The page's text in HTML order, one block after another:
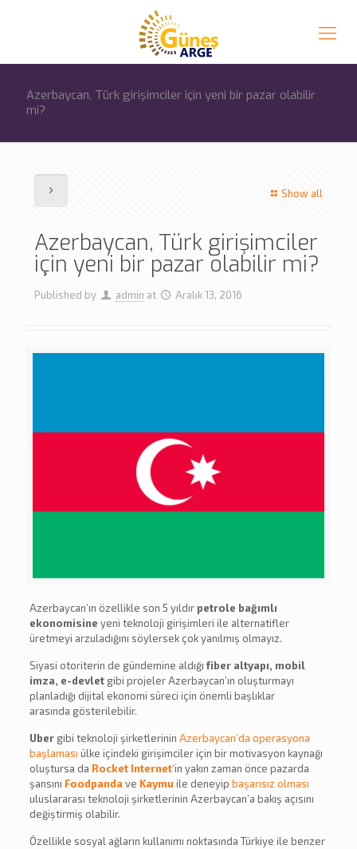
Azerbaycan, Türk girişimciler için yeni bir pazar olabilir
mi?
Show all
Azerbaycan, Türk girişimciler
için yeni bir pazar olabilir mi?
Published by admin at Aralık 13, 2016
Azerbaycan’ın özellikle son 5 yıldır petrole bağımlı
ekonomisine yeni teknoloji girişimleri ile alternatifler
üretmeyi arzuladığını söylersek çok yanılmış olmayız.
Siyasi otoriterin de gündemine aldığı fiber altyapı, mobil
imza, e-devletgibi projeler Azerbaycan’ın oluşturmayı
planladığı dijital ekonomi süreci için önemli başlıklar
arasında gösterilebilir.
Ubergibi teknoloji şirketlerinin Azerbaycan’da operasyona
başlaması ülke içindeki girişimciler için bir motivasyon kaynağı
oluştursa da Rocket Internet‘in yakın zaman önce pazarda
şansını Foodpanda ve Kaymu ile deneyip başarısız olması
uluslararası teknoloji şirketlerinin Azerbaycan’a bakış açısını
değiştirmiş olabilir.
Özellikle sosyal ağların kullanımı noktasında Türkiye ile benzer